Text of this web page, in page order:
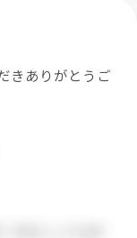
きありがとうご